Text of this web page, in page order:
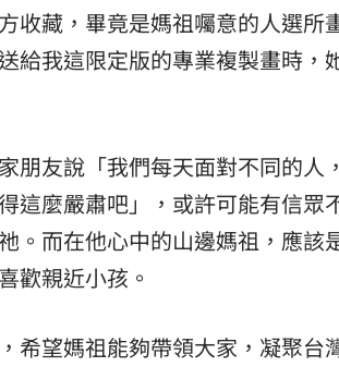
收藏，畢竟是媽祖囑意的人選所
給我這限定版的專業複製畫時，
朋友說「我們每天面對不同的人
這麼嚴肅吧」，或許可能有信眾
。而在他心中的山邊媽祖，應該
歡親近小孩。
希望媽祖能夠帶領大家，凝聚台